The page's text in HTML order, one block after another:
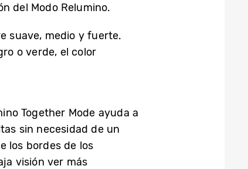
del Modo Relumino.
suave, medio y fuerte.
o verde, el color
Together Mode ayuda a
sin necesidad de un
los bordes de los
visión ver más